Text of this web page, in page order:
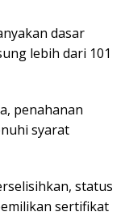
dasar
lebih dari 101
penahanan
syarat
status
sertifikat